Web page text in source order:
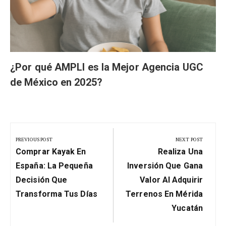
¿Por qué AMPLI es la Mejor Agencia UGC
de México en 2025?
de
entradas
PREVIOUS POST
Previous
Post:
Comprar Kayak En
España: La Pequeña
Decisión Que
Transforma Tus Días
NEXT POST
Next
Post:
Realiza Una
Inversión Que Gana
Valor Al Adquirir
Terrenos En Mérida
Yucatán